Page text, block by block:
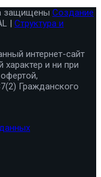
защищены Создание
| Структура и
интернет-сайт
и ни при
Гражданского